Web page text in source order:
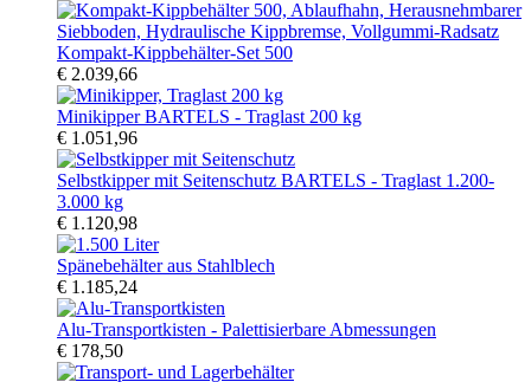
Kompakt-Kippbehälter-Set 500
€ 2.039,66
Minikipper BARTELS - Traglast 200 kg
€ 1.051,96
Selbstkipper mit Seitenschutz BARTELS - Traglast 1.200-
3.000 kg
€ 1.120,98
Spänebehälter aus Stahlblech
€ 1.185,24
Alu-Transportkisten - Palettisierbare Abmessungen
€ 178,50